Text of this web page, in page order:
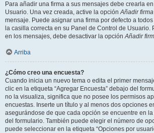
Para añadir una firma a sus mensajes debe crearla
Usuario. Una vez creada, active la opciónAñadir firma
mensaje. Puede asignar una firma por defecto a
la casilla correcta en su Panel de Control de Usuario.
en los mensajes, debe desactivar la opciónAñadir
Arriba
¿Cómo creo una encuesta?
Cuando inicia un nuevo tema o edita el primer
clic en la etiqueta “Agregar Encuesta” debajo del
no la visualiza, significa que no posee los permisos
encuestas. Inserte un título y al menos dos opciones
asegurándose de que cada opción se encuentre en
del formulario. También puede elegir el número de
puede seleccionar en la etiqueta “Opciones por